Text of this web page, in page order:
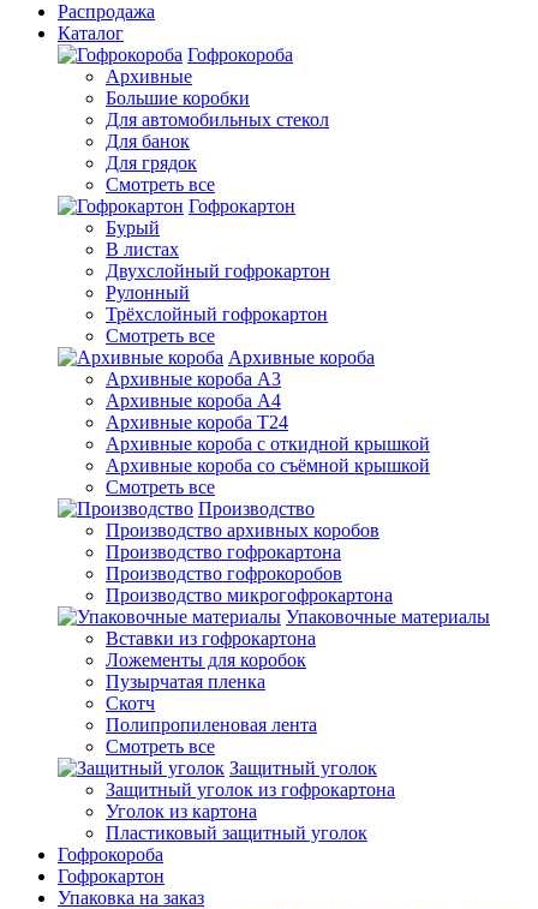
Распродажа
Каталог
Гофрокороба
Архивные
Большие коробки
Для автомобильных стекол
Для банок
Для грядок
Смотреть все
Гофрокартон
Бурый
В листах
Двухслойный гофрокартон
Рулонный
Трёхслойный гофрокартон
Смотреть все
Архивные короба
Архивные короба А3
Архивные короба А4
Архивные короба Т24
Архивные короба с откидной крышкой
Архивные короба со съёмной крышкой
Смотреть все
Производство
Производство архивных коробов
Производство гофрокартона
Производство гофрокоробов
Производство микрогофрокартона
Упаковочные материалы
Вставки из гофрокартона
Ложементы для коробок
Пузырчатая пленка
Скотч
Полипропиленовая лента
Смотреть все
Защитный уголок
Защитный уголок из гофрокартона
Уголок из картона
Пластиковый защитный уголок
Гофрокороба
Гофрокартон
Упаковка на заказ